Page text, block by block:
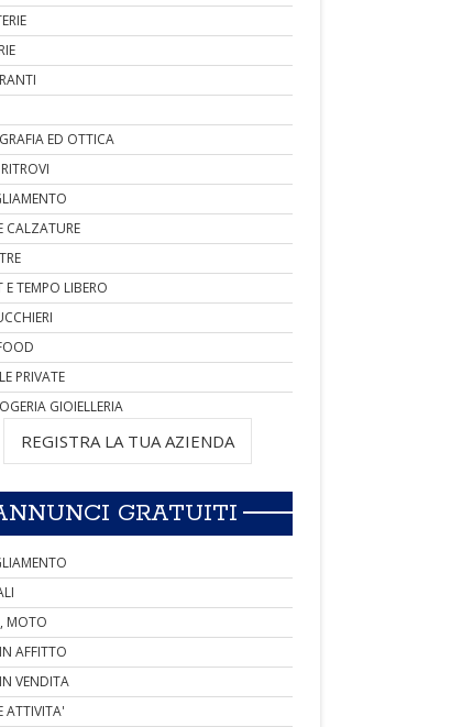
ED OTTICA
CALZATURE
E TEMPO LIBERO
PRIVATE
GIOIELLERIA
REGISTRA LA TUA AZIENDA
GRATUITI
MOTO
AFFITTO
VENDITA
ATTIVITA'